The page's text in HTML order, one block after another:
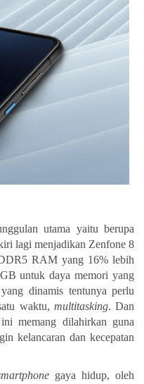
utama yaitu berupa
lagi menjadikan Zenfone 8
RAM yang 16% lebih
untuk daya memori yang
dinamis tentunya perlu
waktu, multitasking. Dan
ini memang dilahirkan guna
kelancaran dan kecepatan
gaya hidup, oleh